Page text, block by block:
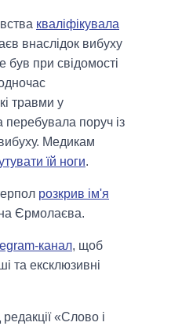
кваліфікувала
внаслідок вибуху
при свідомості
травми у
перебувала поруч із
Медикам
їй ноги.
розкрив ім'я
Єрмолаєва.
канал, щоб
та ексклюзивні
редакції «Слово і